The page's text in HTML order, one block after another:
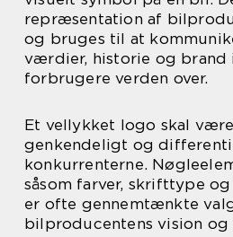
repræsentation af
og bruges til at
værdier, historie og brand
forbrugere verden over.
Et vellykket logo skal
genkendeligt og
konkurrenterne.
såsom farver, skrifttype
er ofte gennemtænkte
bilproducentens vision